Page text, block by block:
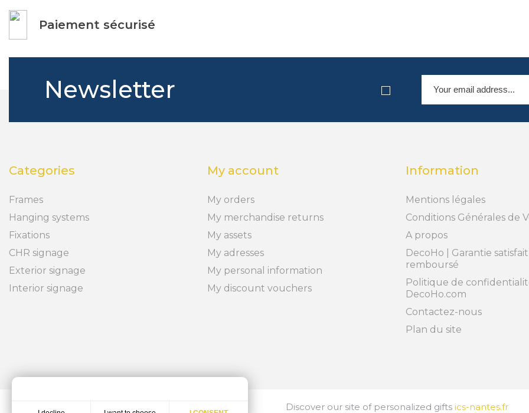
Paiement sécurisé
Newsletter
Categories
Frames
Hanging systems
Fixations
CHR signage
Exterior signage
Interior signage
My account
My orders
My merchandise returns
My assets
My adresses
My personal information
My discount vouchers
Information
Mentions légales
Conditions Générales de
A propos
DecoHo | Garantie
remboursé
Politique de
DecoHo.com
Contactez-nous
Plan du site
Discover our site of personalized gifts ics-nantes.fr